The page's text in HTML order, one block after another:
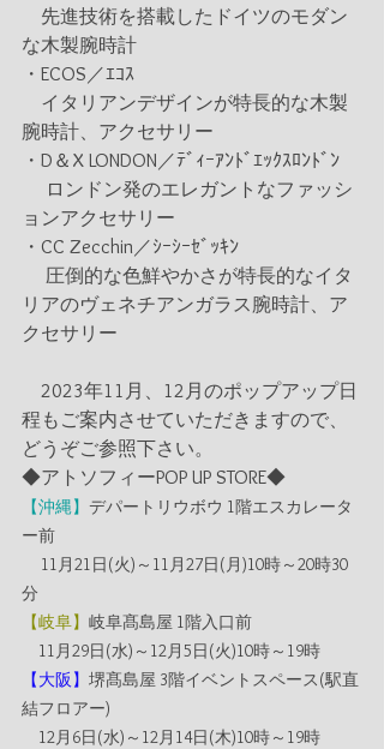
先進技術を搭載したドイツのモダン
な木製腕時計
・ECOS／ｴｺｽ
イタリアンデザインが特長的な木製
腕時計、アクセサリー
・D＆X LONDON／ﾃﾞｨｰｱﾝﾄﾞｴｯｸｽﾛﾝﾄﾞﾝ
ロンドン発のエレガントなファッシ
ョンアクセサリー
・CC Zecchin／ｼｰｼｰｾﾞｯｷﾝ
圧倒的な色鮮やかさが特長的なイタ
リアのヴェネチアンガラス腕時計、ア
クセサリー
2023年11月、12月のポップアップ日
程もご案内させていただきますので、
どうぞご参照下さい。
◆アトソフィーPOP UP STORE◆
【沖縄】 デパートリウボウ 1階エスカレータ
ー前
11月21日(火)～11月27日(月)10時～20時30
分
【岐阜】 岐阜髙島屋 1階入口前
11月29日(水)～12月5日(火)10時～19時
【大阪】 堺髙島屋 3階イベントスペース(駅直
結フロアー)
12月6日(水)～12月14日(木)10時～19時